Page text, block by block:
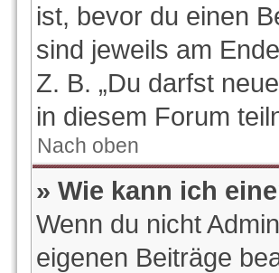
ist, bevor du einen
sind jeweils am
Z. B. „Du darfst
in diesem Forum
Nach oben
» Wie kann ich
Wenn du nicht
eigenen Beiträge